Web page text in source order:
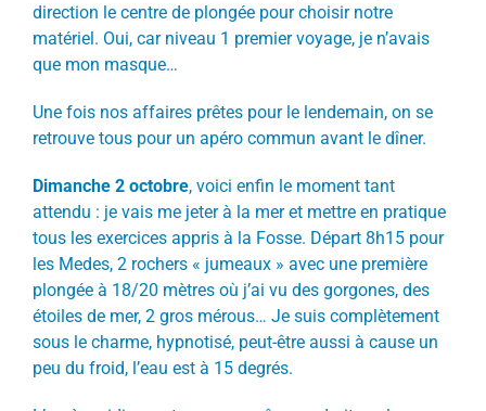
direction le centre de plongée pour choisir notre
matériel. Oui, car niveau 1 premier voyage, je n’avais
que mon masque…
Une fois nos affaires prêtes pour le lendemain, on se
retrouve tous pour un apéro commun avant le dîner.
Dimanche 2 octobre, voici enfin le moment tant
attendu : je vais me jeter à la mer et mettre en pratique
tous les exercices appris à la Fosse. Départ 8h15 pour
les Medes, 2 rochers « jumeaux » avec une première
plongée à 18/20 mètres où j’ai vu des gorgones, des
étoiles de mer, 2 gros mérous… Je suis complètement
sous le charme, hypnotisé, peut-être aussi à cause un
peu du froid, l’eau est à 15 degrés.